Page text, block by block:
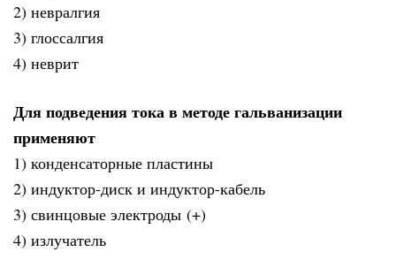
2) невралгия
3) глоссалгия
4) неврит
Для подведения тока в методе гальванизации
применяют
1) конденсаторные пластины
2) индуктор-диск и индуктор-кабель
3) свинцовые электроды (+)
4) излучатель